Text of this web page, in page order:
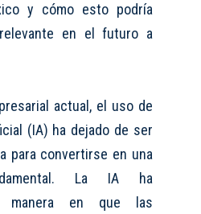
y cómo esto podría
en el futuro a
actual, el uso de
(IA) ha dejado de ser
para convertirse en una
. La IA ha
manera en que las